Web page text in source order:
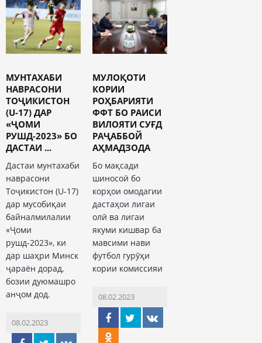
МУНТАХАБИ
НАВРАСОНИ
ТОҶИКИСТОН
(U-17) ДАР
«ҶОМИ
РУШД-2023» БО
ДАСТАИ ...
Дастаи мунтахаби
наврасони
Тоҷикистон (U-17)
дар мусобиқаи
байналмилалии
«Ҷоми
рушд-2023», ки
дар шаҳри Минск
ҷараён дорад,
бозии дуюмашро
анҷом дод.
08.02.2023
МУЛОҚОТИ
КОРИИ
РОҲБАРИЯТИ
ФФТ БО РАИСИ
ВИЛОЯТИ СУҒД
РАҶАББОЙ
АҲМАДЗОДА
Бо мақсади
шиносоӣ бо
корҳои омодагии
дастаҳои лигаи
олӣ ва лигаи
якуми кишвар ба
мавсими нави
футбол гурӯҳи
кории комиссияи
08.02.2023